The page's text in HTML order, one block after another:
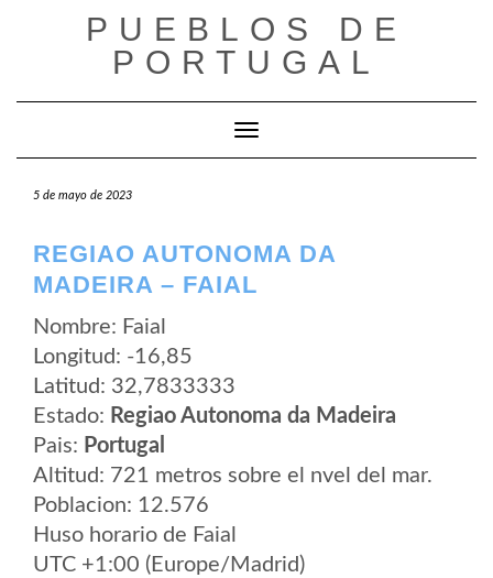
PUEBLOS DE
PORTUGAL
Cambiar modo de navegación
5 de mayo de 2023
REGIAO AUTONOMA DA
MADEIRA – FAIAL
Nombre: Faial
Longitud: -16,85
Latitud: 32,7833333
Estado: Regiao Autonoma da Madeira
Pais: Portugal
Altitud: 721 metros sobre el nvel del mar.
Poblacion: 12.576
Huso horario de Faial
UTC +1:00 (Europe/Madrid)